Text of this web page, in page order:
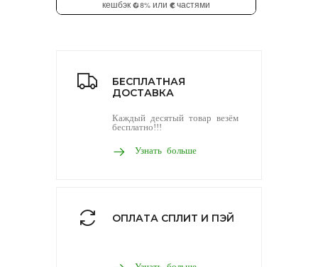
БЕСПЛАТНАЯ
ДОСТАВКА
Каждый десятый товар везём
бесплатно!!!
Узнать больше
ОПЛАТА СПЛИТ И ПЭЙ